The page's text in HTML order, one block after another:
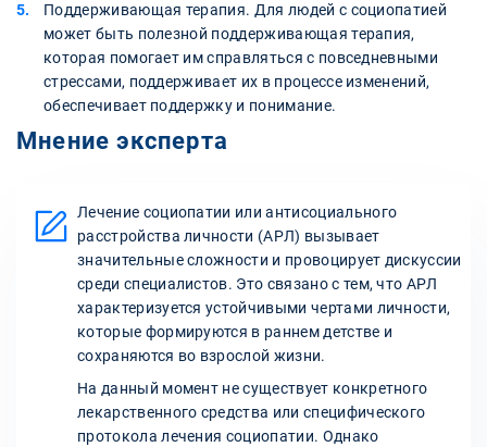
Поддерживающая терапия. Для людей с социопатией
может быть полезной поддерживающая терапия,
которая помогает им справляться с повседневными
стрессами, поддерживает их в процессе изменений,
обеспечивает поддержку и понимание.
Мнение эксперта
Лечение социопатии или антисоциального
расстройства личности (АРЛ) вызывает
значительные сложности и провоцирует дискуссии
среди специалистов. Это связано с тем, что АРЛ
характеризуется устойчивыми чертами личности,
которые формируются в раннем детстве и
сохраняются во взрослой жизни.
На данный момент не существует конкретного
лекарственного средства или специфического
протокола лечения социопатии. Однако